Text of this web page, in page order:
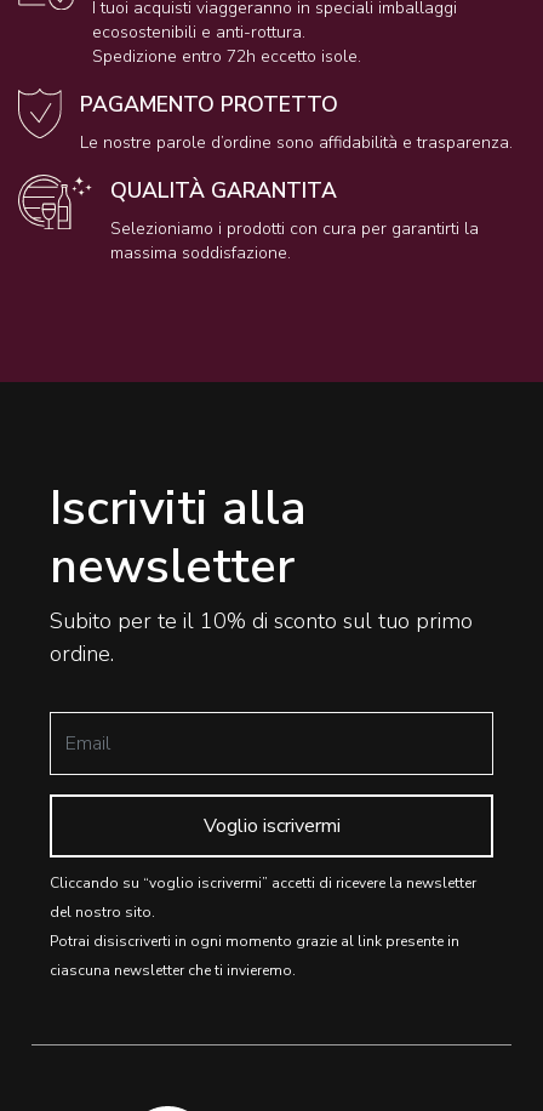
I tuoi acquisti viaggeranno in speciali imballaggi
ecosostenibili e anti-rottura.
Spedizione entro 72h eccetto isole.
PAGAMENTO PROTETTO
Le nostre parole d’ordine sono affidabilità e trasparenza.
QUALITÀ GARANTITA
Selezioniamo i prodotti con cura per garantirti la
massima soddisfazione.
Iscriviti alla
newsletter
Subito per te il 10% di sconto sul tuo primo
ordine.
Voglio iscrivermi
Cliccando su “voglio iscrivermi” accetti di ricevere la newsletter
del nostro sito.
Potrai disiscriverti in ogni momento grazie al link presente in
ciascuna newsletter che ti invieremo.